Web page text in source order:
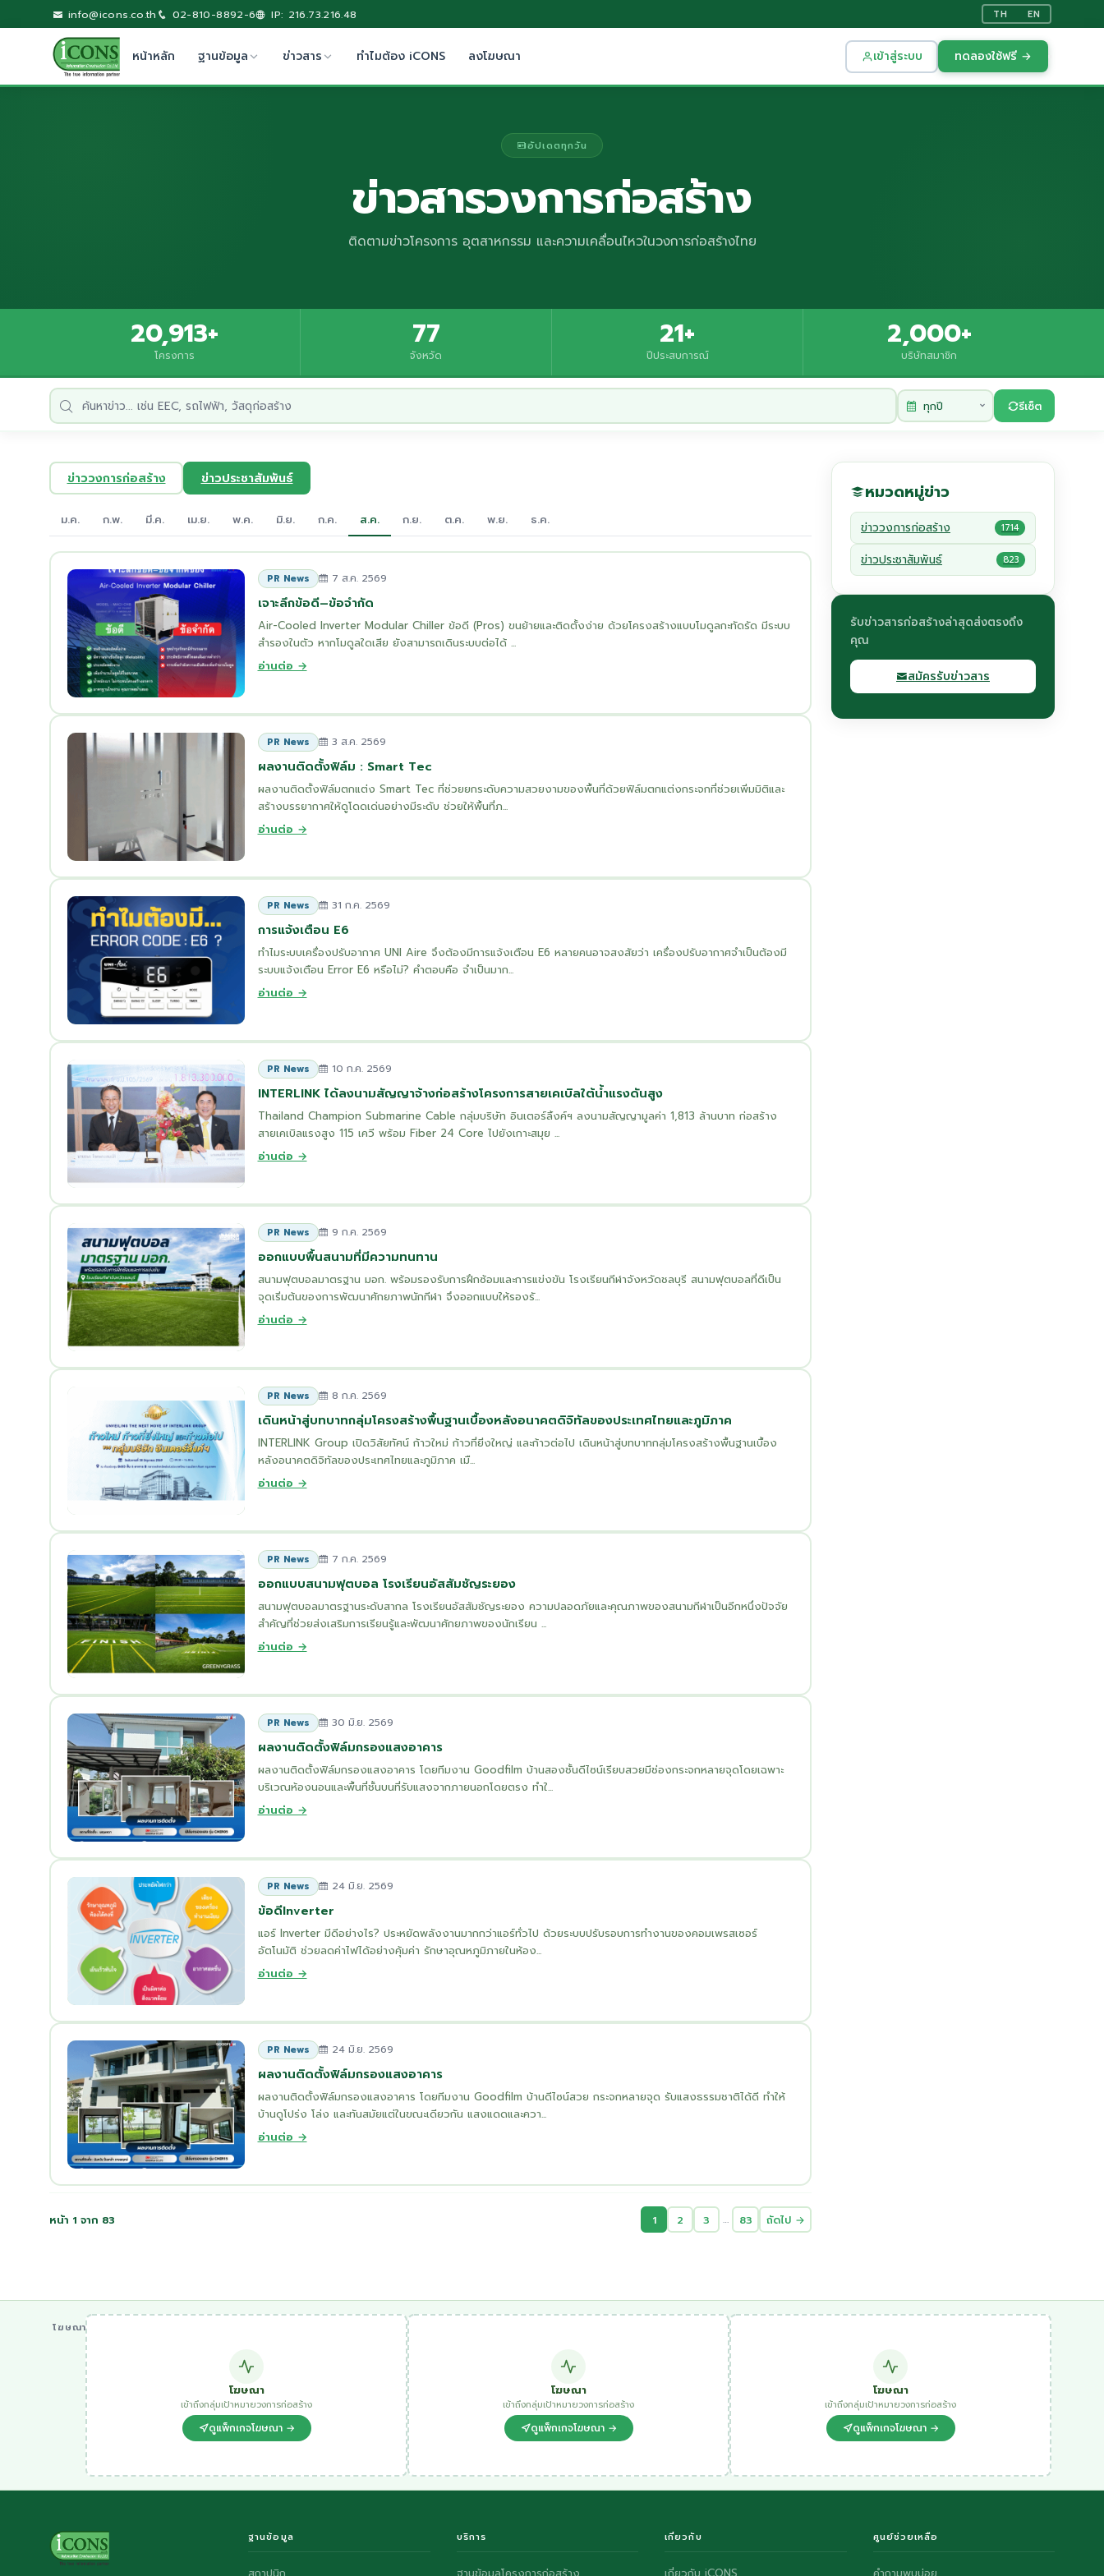
info@icons.co.th 02-810-8892-6 IP: 216.73.216.48 TH EN
หน้าหลัก ฐานข้อมูล ข่าวสาร ทำไมต้อง iCONS ลงโฆษณา เข้าสู่ระบบ ทดลองใช้ฟรี →
อัปเดตทุกวัน
ข่าวสารวงการก่อสร้าง
ติดตามข่าวโครงการ อุตสาหกรรม และความเคลื่อนไหวในวงการก่อสร้างไทย
20,913+
โครงการ
77
จังหวัด
21+
ปีประสบการณ์
2,000+
บริษัทสมาชิก
รีเซ็ต
ข่าววงการก่อสร้าง ข่าวประชาสัมพันธ์
ม.ค. ก.พ. มี.ค. เม.ย. พ.ค. มิ.ย. ก.ค. ส.ค. ก.ย. ต.ค. พ.ย. ธ.ค.
PR News 7 ส.ค. 2569
เจาะลึกข้อดี–ข้อจำกัด
Air-Cooled Inverter Modular Chiller ข้อดี (Pros) ขนย้ายและติดตั้งง่าย ด้วยโครงสร้างแบบโมดูลกะทัดรัด มีระบบ
สำรองในตัว หากโมดูลใดเสีย ยังสามารถเดินระบบต่อได้ ...
อ่านต่อ →
PR News 3 ส.ค. 2569
ผลงานติดตั้งฟิล์ม : Smart Tec
ผลงานติดตั้งฟิล์มตกแต่ง Smart Tec ที่ช่วยยกระดับความสวยงามของพื้นที่ด้วยฟิล์มตกแต่งกระจกที่ช่วยเพิ่มมิติและ
สร้างบรรยากาศให้ดูโดดเด่นอย่างมีระดับ ช่วยให้พื้นที่ภ...
อ่านต่อ →
PR News 31 ก.ค. 2569
การแจ้งเตือน E6
ทำไมระบบเครื่องปรับอากาศ UNI Aire จึงต้องมีการแจ้งเตือน E6 หลายคนอาจสงสัยว่า เครื่องปรับอากาศจำเป็นต้องมี
ระบบแจ้งเตือน Error E6 หรือไม่? คำตอบคือ จำเป็นมาก...
อ่านต่อ →
PR News 10 ก.ค. 2569
INTERLINK ได้ลงนามสัญญาจ้างก่อสร้างโครงการสายเคเบิลใต้น้ำแรงดันสูง
Thailand Champion Submarine Cable กลุ่มบริษัท อินเตอร์ลิ้งค์ฯ ลงนามสัญญามูลค่า 1,813 ล้านบาท ก่อสร้าง
สายเคเบิลแรงสูง 115 เควี พร้อม Fiber 24 Core ไปยังเกาะสมุย ...
อ่านต่อ →
PR News 9 ก.ค. 2569
ออกแบบพื้นสนามที่มีความทนทาน
สนามฟุตบอลมาตรฐาน มอก. พร้อมรองรับการฝึกซ้อมและการแข่งขัน โรงเรียนกีฬาจังหวัดชลบุรี สนามฟุตบอลที่ดีเป็น
จุดเริ่มต้นของการพัฒนาศักยภาพนักกีฬา จึงออกแบบให้รองรั...
อ่านต่อ →
PR News 8 ก.ค. 2569
เดินหน้าสู่บทบาทกลุ่มโครงสร้างพื้นฐานเบื้องหลังอนาคตดิจิทัลของประเทศไทยและภูมิภาค
INTERLINK Group เปิดวิสัยทัศน์ ก้าวใหม่ ก้าวที่ยิ่งใหญ่ และก้าวต่อไป เดินหน้าสู่บทบาทกลุ่มโครงสร้างพื้นฐานเบื้อง
หลังอนาคตดิจิทัลของประเทศไทยและภูมิภาค เมื...
อ่านต่อ →
PR News 7 ก.ค. 2569
ออกแบบสนามฟุตบอล โรงเรียนอัสสัมชัญระยอง
สนามฟุตบอลมาตรฐานระดับสากล โรงเรียนอัสสัมชัญระยอง ความปลอดภัยและคุณภาพของสนามกีฬาเป็นอีกหนึ่งปัจจัย
สำคัญที่ช่วยส่งเสริมการเรียนรู้และพัฒนาศักยภาพของนักเรียน ...
อ่านต่อ →
PR News 30 มิ.ย. 2569
ผลงานติดตั้งฟิล์มกรองแสงอาคาร
ผลงานติดตั้งฟิล์มกรองแสงอาคาร โดยทีมงาน Goodfilm บ้านสองชั้นดีไซน์เรียบสวยมีช่องกระจกหลายจุดโดยเฉพาะ
บริเวณห้องนอนและพื้นที่ชั้นบนที่รับแสงจากภายนอกโดยตรง ทำใ...
อ่านต่อ →
PR News 24 มิ.ย. 2569
ข้อดีInverter
แอร์ Inverter มีดีอย่างไร? ประหยัดพลังงานมากกว่าแอร์ทั่วไป ด้วยระบบปรับรอบการทำงานของคอมเพรสเซอร์
อัตโนมัติ ช่วยลดค่าไฟได้อย่างคุ้มค่า รักษาอุณหภูมิภายในห้อง...
อ่านต่อ →
PR News 24 มิ.ย. 2569
ผลงานติดตั้งฟิล์มกรองแสงอาคาร
ผลงานติดตั้งฟิล์มกรองแสงอาคาร โดยทีมงาน Goodfilm บ้านดีไซน์สวย กระจกหลายจุด รับแสงธรรมชาติได้ดี ทำให้
บ้านดูโปร่ง โล่ง และทันสมัยแต่ในขณะเดียวกัน แสงแดดและควา...
อ่านต่อ →
หน้า 1 จาก 83 1 2 3 … 83 ถัดไป →
หมวดหมู่ข่าว
ข่าววงการก่อสร้าง 1714
ข่าวประชาสัมพันธ์ 823
รับข่าวสารก่อสร้างล่าสุดส่งตรงถึง
คุณ
สมัครรับข่าวสาร
โฆษณา
โฆษณา
เข้าถึงกลุ่มเป้าหมายวงการก่อสร้าง
ดูแพ็กเกจโฆษณา →
โฆษณา
เข้าถึงกลุ่มเป้าหมายวงการก่อสร้าง
ดูแพ็กเกจโฆษณา →
โฆษณา
เข้าถึงกลุ่มเป้าหมายวงการก่อสร้าง
ดูแพ็กเกจโฆษณา →
ฐานข้อมูล บริการ เกี่ยวกับ ศูนย์ช่วยเหลือ